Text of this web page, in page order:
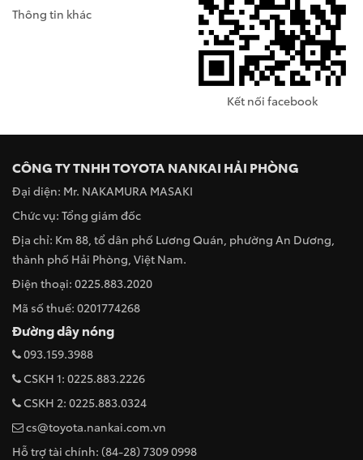
Thông tin khác
Kết nối facebook
CÔNG TY TNHH TOYOTA NANKAI HẢI PHÒNG
Đại diện: Mr. NAKAMURA MASAKI
Chức vụ: Tổng giám đốc
Địa chỉ: Km 88, tổ dân phố Lương Quán, phường An Dương,
thành phố Hải Phòng, Việt Nam.
Điện thoại: 0225.883.2020
Mã số thuế: 0201774268
Đường dây nóng
093.159.3988
CSKH 1: 0225.883.2226
CSKH 2: 0225.883.0324
cs@toyota.nankai.com.vn
Hỗ trợ tài chính: (84-28) 7309 0998